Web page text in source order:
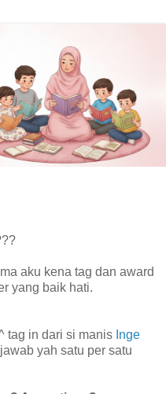
aku kena tag dan award
yang baik hati.
tag in dari si manis Inge
yah satu per satu